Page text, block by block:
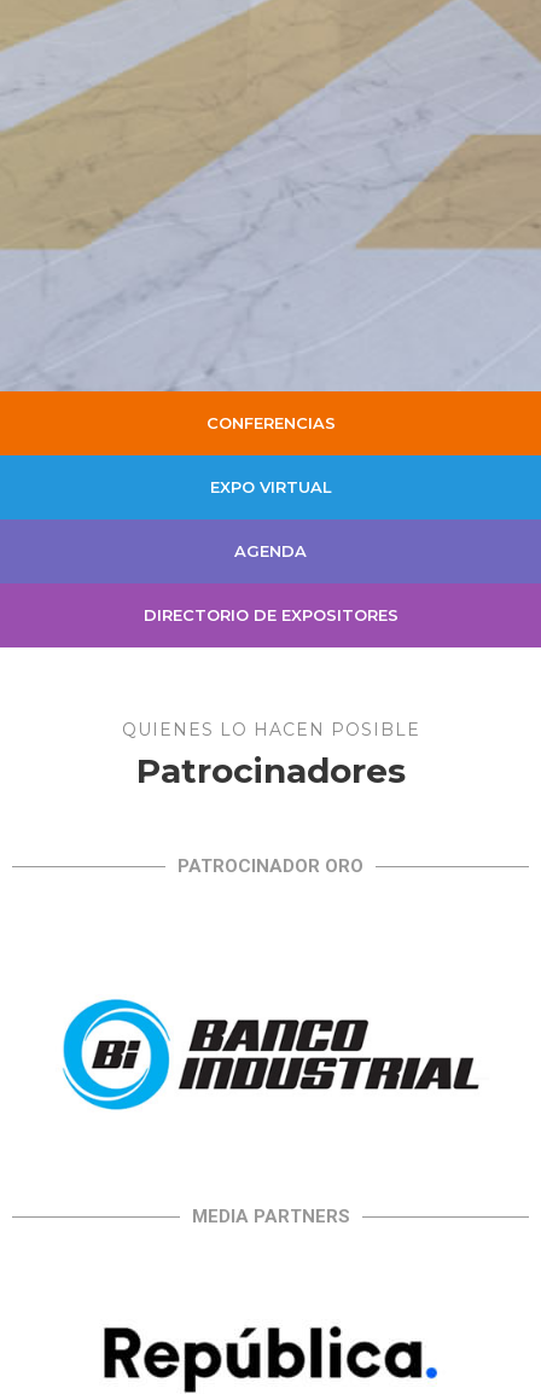
CONFERENCIAS
EXPO VIRTUAL
AGENDA
DIRECTORIO DE EXPOSITORES
QUIENES LO HACEN POSIBLE
Patrocinadores
PATROCINADOR ORO
MEDIA PARTNERS